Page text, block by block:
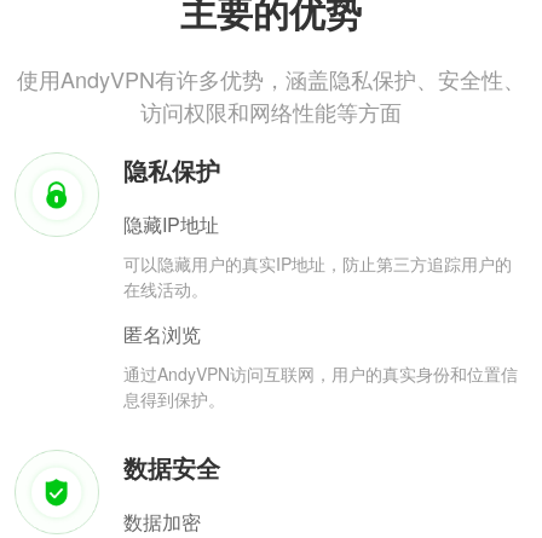
主要的优势
使用AndyVPN有许多优势，涵盖隐私保护、安全性、
访问权限和网络性能等方面
隐私保护
隐藏IP地址
可以隐藏用户的真实IP地址，防止第三方追踪用户的
在线活动。
匿名浏览
通过AndyVPN访问互联网，用户的真实身份和位置信
息得到保护。
数据安全
数据加密